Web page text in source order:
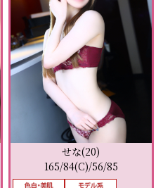
せな(20)
165/84(C)/56/85